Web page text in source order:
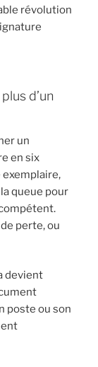
révolution
d’un
un
en six
queue pour
perte, ou
devient
poste ou son